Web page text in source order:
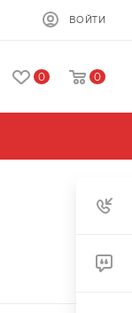
ВОЙТИ
0 0